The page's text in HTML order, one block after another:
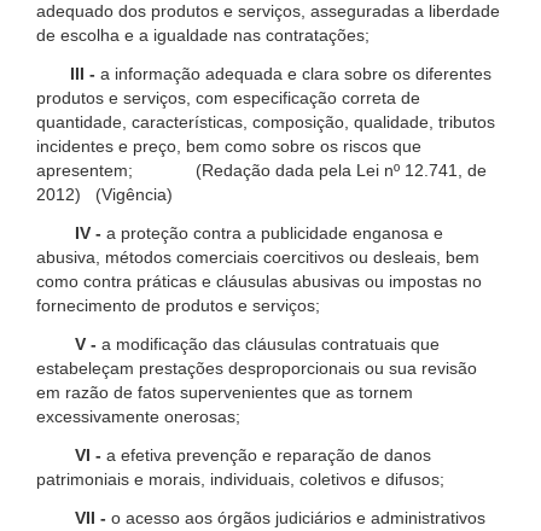
adequado dos produtos e serviços, asseguradas a liberdade
de escolha e a igualdade nas contratações;
III - a informação adequada e clara sobre os diferentes
produtos e serviços, com especificação correta de
quantidade, características, composição, qualidade, tributos
incidentes e preço, bem como sobre os riscos que
apresentem; (Redação dada pela Lei nº 12.741, de
2012) (Vigência)
IV - a proteção contra a publicidade enganosa e
abusiva, métodos comerciais coercitivos ou desleais, bem
como contra práticas e cláusulas abusivas ou impostas no
fornecimento de produtos e serviços;
V - a modificação das cláusulas contratuais que
estabeleçam prestações desproporcionais ou sua revisão
em razão de fatos supervenientes que as tornem
excessivamente onerosas;
VI - a efetiva prevenção e reparação de danos
patrimoniais e morais, individuais, coletivos e difusos;
VII - o acesso aos órgãos judiciários e administrativos